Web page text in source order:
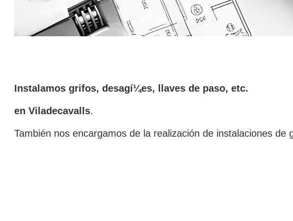
Instalamos grifos, desagí¼es, llaves de paso, etc.
en Viladecavalls.
También nos encargamos de la realización de instalaciones